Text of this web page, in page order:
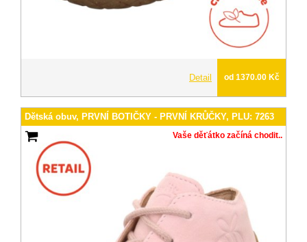
Detail od 1370.00 Kč
Dětská obuv, PRVNÍ BOTIČKY - PRVNÍ KRŮČKY, PLU: 7263
Vaše děťátko začíná chodit..